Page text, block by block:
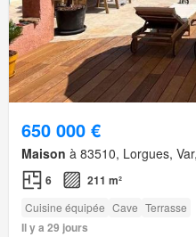
650 000 €
Maison à 83510, Lorgues,
6 211 m²
Cuisine équipée Cave Terrasse
Il y a 29 jours